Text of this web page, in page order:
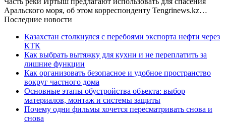
Аральского моря, об этом корреспонденту Tengrinews.kz…
Последние новости
Казахстан столкнулся с перебоями экспорта нефти через
КТК
Как выбрать вытяжку для кухни и не переплатить за
лишние функции
Как организовать безопасное и удобное пространство
вокруг частного дома
Основные этапы обустройства объекта: выбор
материалов, монтаж и системы защиты
Почему одни фильмы хочется пересматривать снова и
снова